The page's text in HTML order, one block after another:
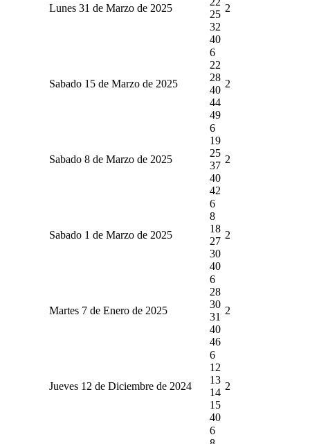
Lunes 31 de Marzo de 2025
25
32
40
2
Sabado 15 de Marzo de 2025
6
22
28
40
44
49
2
Sabado 8 de Marzo de 2025
6
19
25
37
40
42
2
Sabado 1 de Marzo de 2025
6
8
18
27
30
40
2
Martes 7 de Enero de 2025
6
28
30
31
40
46
2
Jueves 12 de Diciembre de 2024
6
12
13
14
15
40
2
6